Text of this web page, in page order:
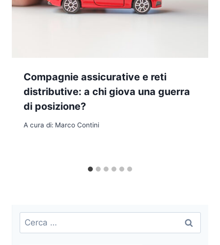
Compagnie assicurative e reti
distributive: a chi giova una guerra
di posizione?
A cura di: Marco Contini
Ricerca
per: